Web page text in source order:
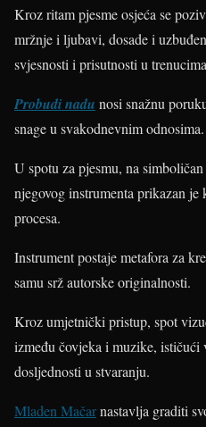
Kroz ritam pjesme osjeća se
mržnje i ljubavi, dosade i
svjesnosti i prisutnosti u
Probudi nadu nosi snažnu
snage u svakodnevnim odnosima.
U spotu za pjesmu, na
njegovog instrumenta prikazan je
procesa.
Instrument postaje metafora za
samu srž autorske originalnosti.
Kroz umjetnički pristup, spot
između čovjeka i muzike, ističući
dosljednosti u stvaranju.
Mladen Mačarnastavlja graditi